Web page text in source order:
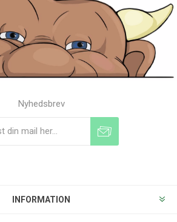
Nyhedsbrev
INFORMATION